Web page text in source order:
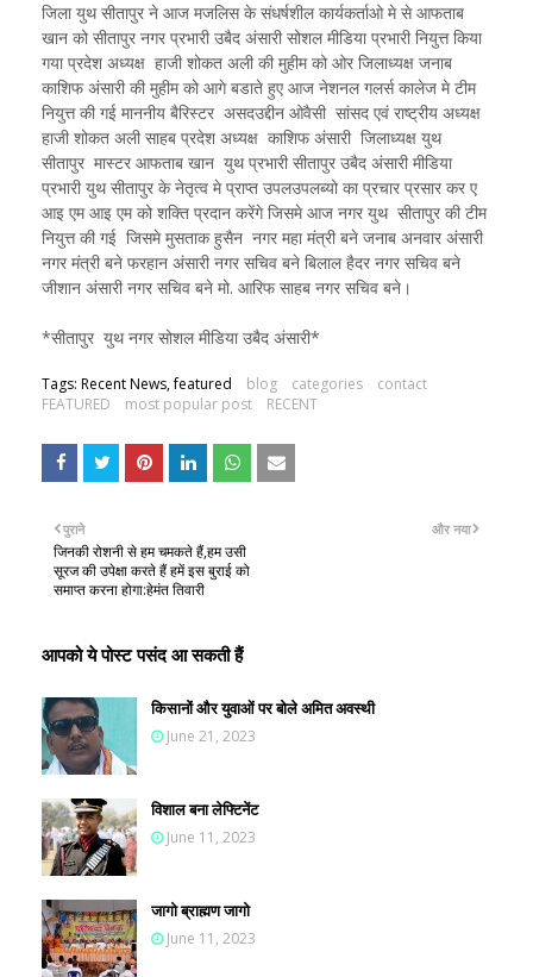
जिला युथ सीतापुर ने आज मजलिस के संधर्षशील कार्यकर्ताओ मे से आफताब
खान को सीतापुर नगर प्रभारी उबैद अंसारी सोशल मीडिया प्रभारी नियुत्त किया
गया प्रदेश अध्यक्ष हाजी शोकत अली की मुहीम को ओर जिलाध्यक्ष जनाब
काशिफ अंसारी की मुहीम को आगे बडाते हुए आज नेशनल गलर्स कालेज मे टीम
नियुत्त की गई माननीय बैरिस्टर असदउद्दीन ओवैसी सांसद एवं राष्ट्रीय अध्यक्ष
हाजी शोकत अली साहब प्रदेश अध्यक्ष काशिफ अंसारी जिलाध्यक्ष युथ
सीतापुर मास्टर आफताब खान युथ प्रभारी सीतापुर उबैद अंसारी मीडिया
प्रभारी युथ सीतापुर के नेतृत्व मे प्राप्त उपलउपलब्यो का प्रचार प्रसार कर ए
आइ एम आइ एम को शक्ति प्रदान करेंगे जिसमे आज नगर युथ सीतापुर की टीम
नियुत्त की गई जिसमे मुसताक हुसैन नगर महा मंत्री बने जनाब अनवार अंसारी
नगर मंत्री बने फरहान अंसारी नगर सचिव बने बिलाल हैदर नगर सचिव बने
जीशान अंसारी नगर सचिव बने मो. आरिफ साहब नगर सचिव बने।
*सीतापुर युथ नगर सोशल मीडिया उबैद अंसारी*
Tags: Recent News, featured blog categories
contact
FEATURED
most popular post RECENT
और नया
पुराने
जिनकी रोशनी से हम चमकते हैं,हम उसी
सूरज की उपेक्षा करते हैं हमें इस बुराई को
समाप्त करना होगा:हेमंत तिवारी
आपको ये पोस्ट पसंद आ सकती हैं
किसानों और युवाओं पर बोले अमित अवस्थी
June 21, 2023
विशाल बना लेफ्टिनेंट
June 11, 2023
जागो ब्राह्मण जागो
June 11, 2023